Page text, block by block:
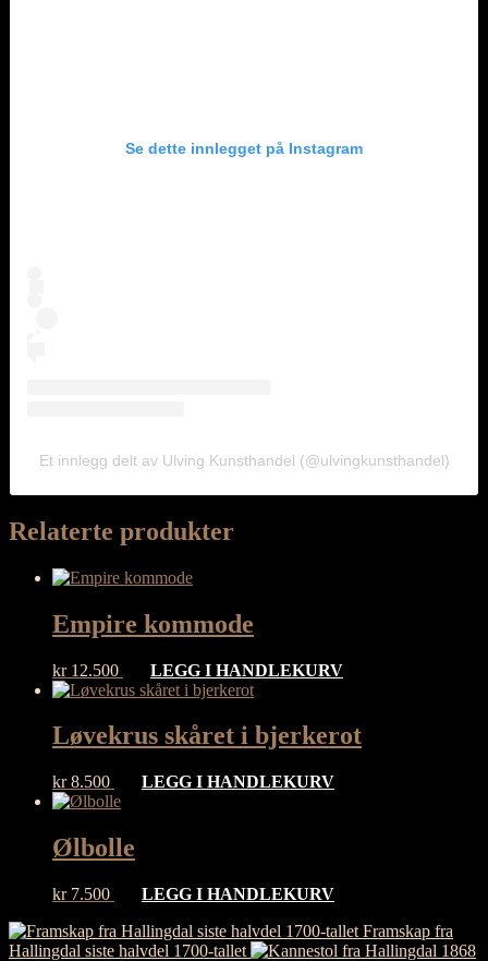
Se dette innlegget på Instagram
Et innlegg delt av Ulving Kunsthandel (@ulvingkunsthandel)
Relaterte produkter
Empire kommode
kr12.500 LEGG I HANDLEKURV
Løvekrus skåret i bjerkerot
kr8.500 LEGG I HANDLEKURV
Ølbolle
kr7.500
LEGG I HANDLEKURV
Framskap fra
Hallingdal siste halvdel 1700-tallet